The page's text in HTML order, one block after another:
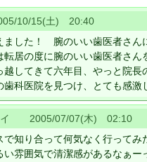
10/15(土) 20:40
ました！ 腕のいい歯医者さん
転居の度に腕のいい歯医者さん
越してきて六年目、やっと院
歯科医院を見つけ、とても感激
イ 2005/07/07(木) 02:10
知り合って何気なく行ってみ
雰囲気で清潔感があるなぁー